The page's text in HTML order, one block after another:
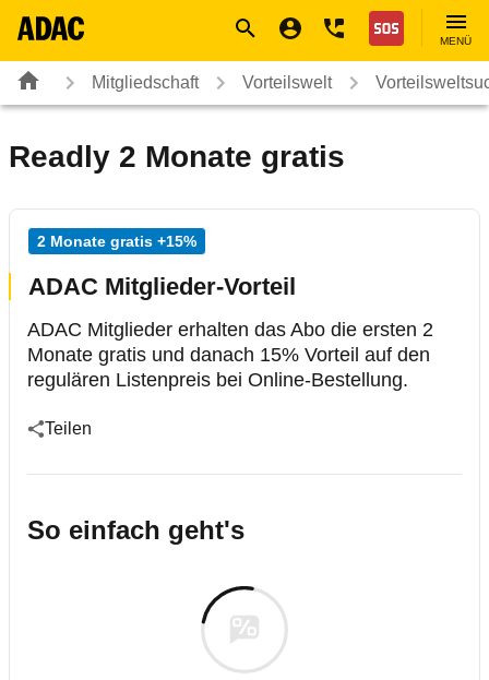
Nothilfe
MENÜ
Mitgliedschaft Vorteilswelt
Readly 2 Monate gratis
2 Monate gratis +15%
ADAC Mitglieder-Vorteil
ADAC Mitglieder erhalten das Abo die ersten 2
Monate gratis und danach 15% Vorteil auf den
regulären Listenpreis bei Online-Bestellung.
Teilen
So einfach geht's